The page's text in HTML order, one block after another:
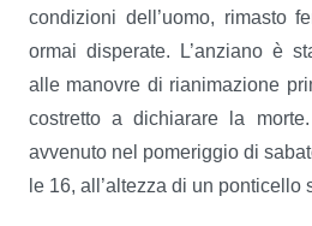
condizioni dell’uomo, rimasto
ormai disperate. L’anziano è
alle manovre di rianimazione
costretto a dichiarare la
avvenuto nel pomeriggio di
le 16, all’altezza di un ponticello